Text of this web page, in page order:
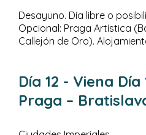
Desayuno. Día libre o
Opcional: Praga Artística
Callejón de Oro).
Día 12 - Viena Día
Praga –